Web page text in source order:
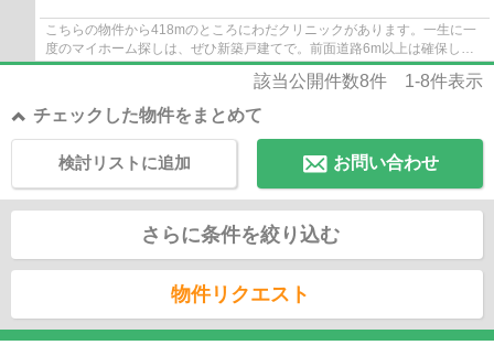
こちらの物件から418mのところにわだクリニックがあります。一生に一
度のマイホーム探しは、ぜひ新築戸建てで。前面道路6m以上は確保して
いるので車の出し入れもラクラクです。駅から...
該当公開件数8件 1-8件表示
チェックした物件をまとめて
お問い合わせ
検討リストに追加
さらに条件を絞り込む
物件リクエスト